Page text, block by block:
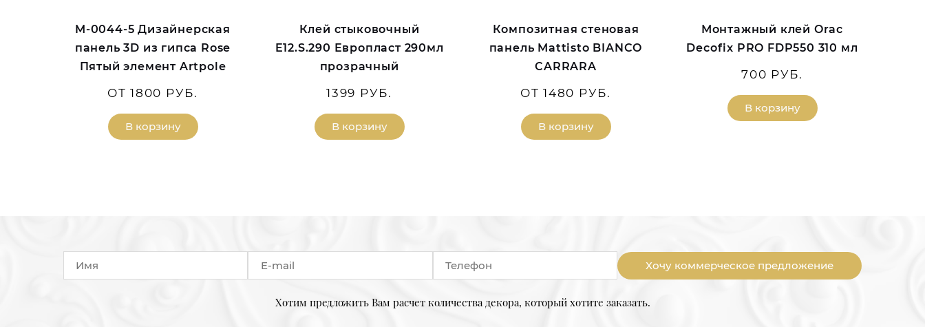
M-0044-5 Дизайнерская
панель 3D из гипса Rose
Пятый элемент Artpole
ОТ 1800 РУБ.
В корзину
Клей стыковочный
E12.S.290 Европласт 290мл
прозрачный
1399 РУБ.
В корзину
Композитная стеновая
панель Mattisto BIANCO
CARRARA
ОТ 1480 РУБ.
В корзину
Монтажный клей Orac
Decofix PRO FDP550 310 мл
700 РУБ.
В корзину
Хочу коммерческое предложение
Хотим предложить Вам расчет количества декора, который хотите заказать.